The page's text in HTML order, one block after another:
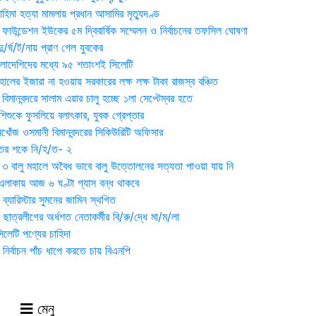
হত্যা মামলায় প্রধান আসামির মৃত্যুদণ্ড
ইউকের ৫ম দ্বিবার্ষিক সম্মেলন ও নির্বাচনের তফসিল ঘোষণা
ট/নায় প্রাণ গেল যুবকের
মধ্যে ৯৫ শতাংশই সিলেটি
ইজারা না হওয়ায় সরকারের লক্ষ লক্ষ টাকা রাজস্ব বঞ্চিত
সালাম এয়ার চালু হচ্ছে ১লা সেপ্টেম্বর হতে
ফুসলিয়ে বলাৎকার, যুবক গ্রেপ্তার
ওসমানী বিমানবন্দরের সিকিউরিটি অফিসার
শকে নি/হ/ত- ২
বালু মহালে অবৈধ ভাবে বালু উত্তোলনের সত্যতা পাওয়া যায় নি
আজ ৬ ঘণ্টা গ্যাস বন্ধ থাকবে
সুমনের জামিন স্থগিত
ছাত্রলীগের অর্ধশত নেতাকর্মীর বি/রু/দ্ধে মা/ম/লা
পণ্যের চাহিদা
পাঁচ ধাপে করতে চায় বিএনপি
মেনু